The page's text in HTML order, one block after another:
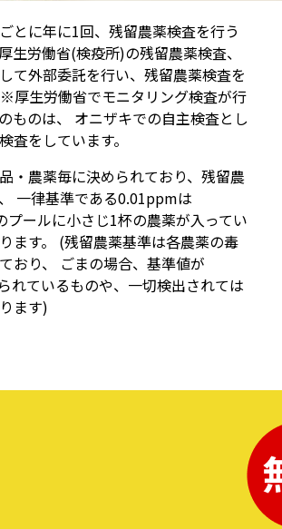
とに年に1回、残留農薬検査を行う
生労働省(検疫所)の残留農薬検査、
て外部委託を行い、残留農薬検査を
厚生労働省でモニタリング検査が行
ものは、 オニザキでの自主検査とし
査をしています。
・農薬毎に決められており、残留農
一律基準である0.01ppmは
ールに小さじ1杯の農薬が入ってい
ます。 (残留農薬基準は各農薬の毒
おり、 ごまの場合、基準値が
れているものや、一切検出されては
ます)